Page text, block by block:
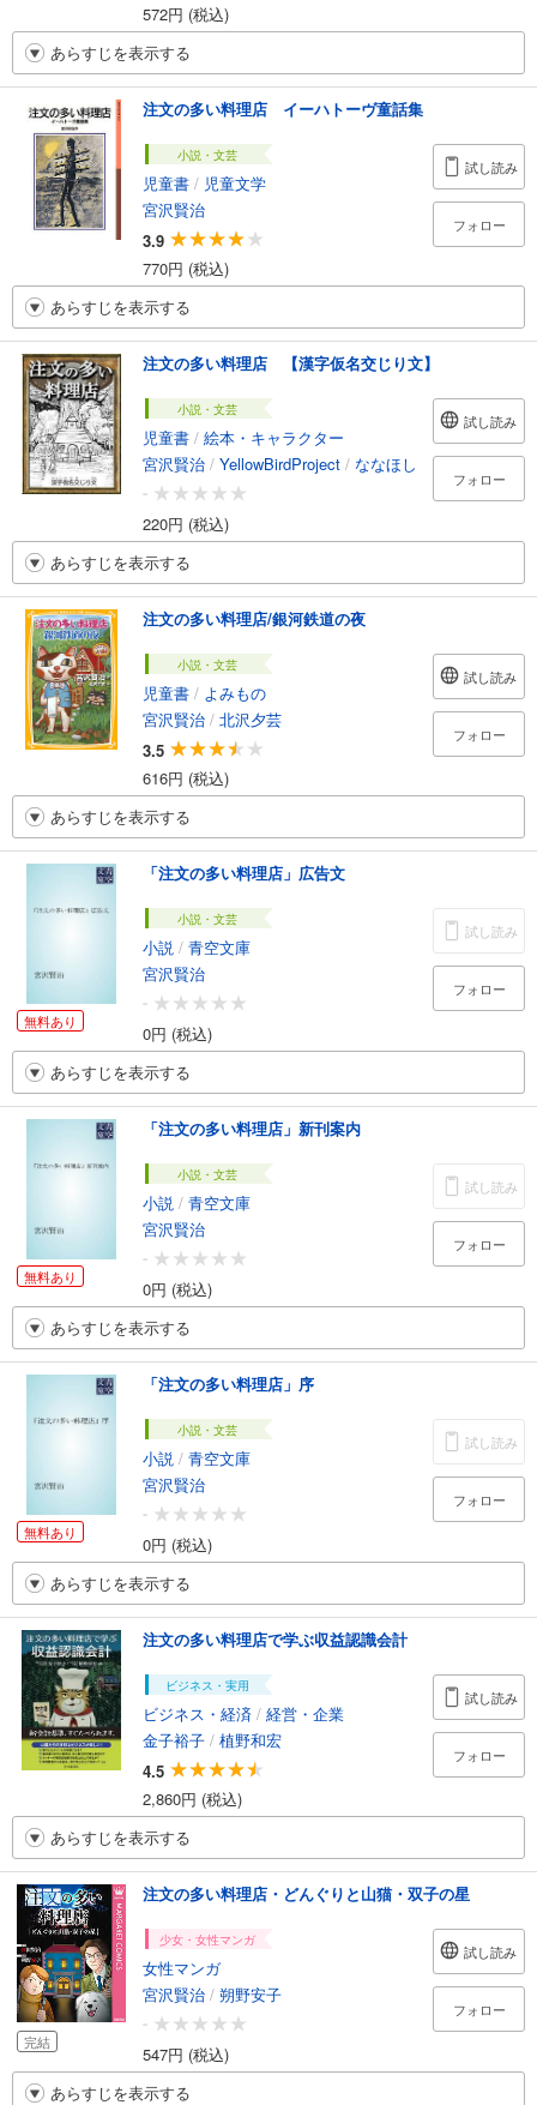
572円 (税込)
あらすじを表示する
注文の多い料理店 イーハトーヴ童話集
小説・文芸
児童書 / 児童文学
宮沢賢治
3.9
770円 (税込)
試し読み
フォロー
あらすじを表示する
注文の多い料理店 【漢字仮名交じり文】
小説・文芸
児童書 / 絵本・キャラクター
宮沢賢治 / YellowBirdProject / ななほし
-
220円 (税込)
試し読み
フォロー
あらすじを表示する
注文の多い料理店/銀河鉄道の夜
小説・文芸
児童書 / よみもの
宮沢賢治 / 北沢夕芸
3.5
616円 (税込)
試し読み
フォロー
あらすじを表示する
無料あり
「注文の多い料理店」広告文
小説・文芸
小説 / 青空文庫
宮沢賢治
-
0円 (税込)
試し読み
フォロー
あらすじを表示する
無料あり
「注文の多い料理店」新刊案内
小説・文芸
小説 / 青空文庫
宮沢賢治
-
0円 (税込)
試し読み
フォロー
あらすじを表示する
無料あり
「注文の多い料理店」序
小説・文芸
小説 / 青空文庫
宮沢賢治
-
0円 (税込)
試し読み
フォロー
あらすじを表示する
注文の多い料理店で学ぶ収益認識会計
ビジネス・実用
ビジネス・経済 / 経営・企業
金子裕子 / 植野和宏
4.5
2,860円 (税込)
試し読み
フォロー
あらすじを表示する
完結
注文の多い料理店・どんぐりと山猫・双子の星
少女・女性マンガ
女性マンガ
宮沢賢治 / 朔野安子
-
547円 (税込)
試し読み
フォロー
あらすじを表示する